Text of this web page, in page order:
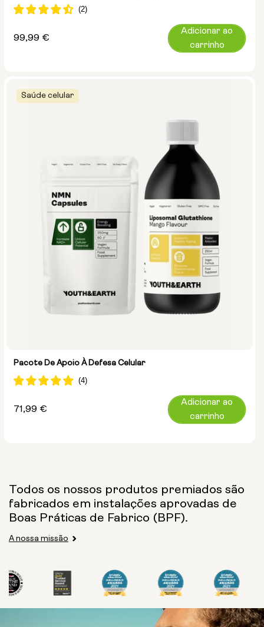
Preço
99,99 €
Adicionar ao
carrinho
Saúde celular
Pacote De Apoio À Defesa Celular
Preço
71,99 €
Adicionar ao
carrinho
Todos os nossos produtos premiados são
fabricados em instalações aprovadas de
Boas Práticas de Fabrico (BPF).
A nossa missão